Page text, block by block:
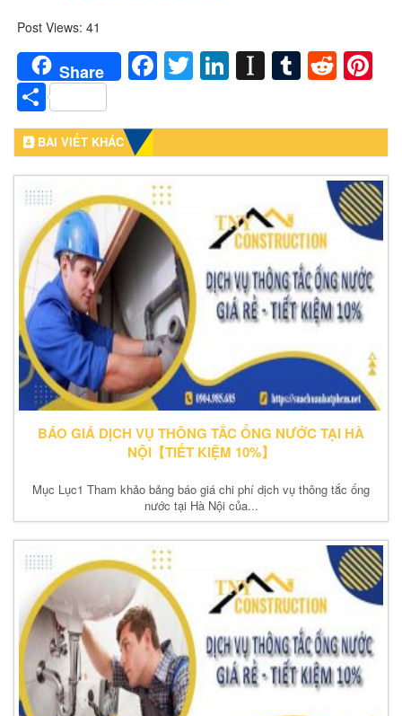
Post Views: 41
Share Facebook
Twitter
LinkedIn
Instapaper
Tumblr
Share
BÀI VIẾT KHÁC
BÁO GIÁ DỊCH VỤ THÔNG TẮC ỐNG NƯỚC TẠI HÀ
NỘI【TIẾT KIỆM 10%】
Mục Lục1 Tham khảo bảng báo giá chi phí dịch vụ thông tắc ống
nước tại Hà Nội của...